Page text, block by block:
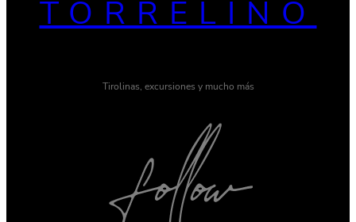
TORRELINO
Tirolinas, excursiones y mucho más